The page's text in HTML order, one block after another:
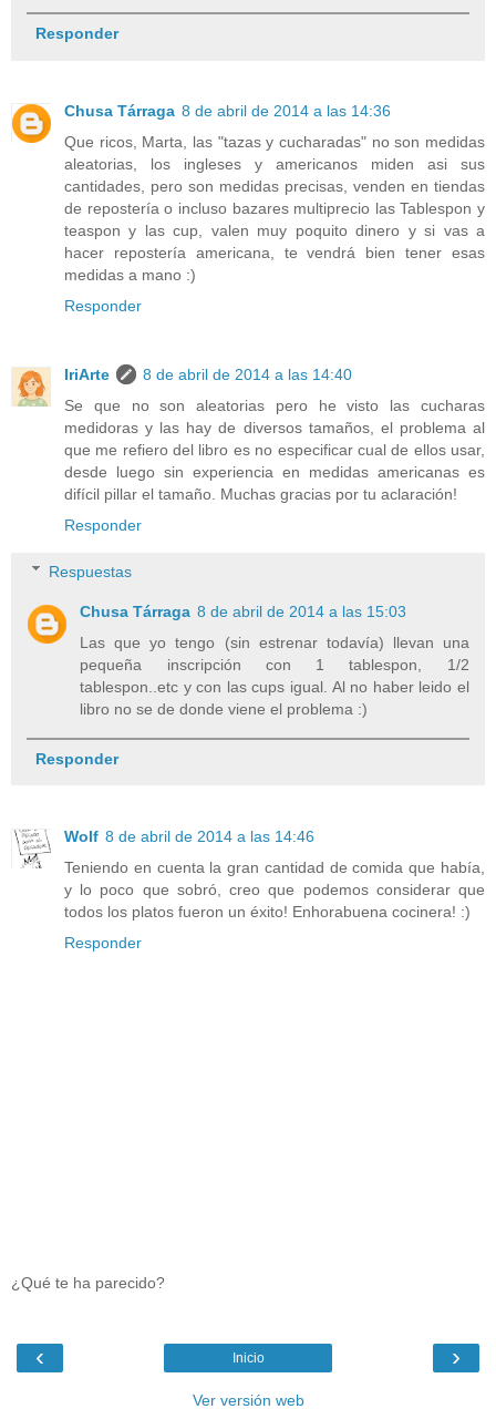
Responder
Chusa Tárraga 8 de abril de 2014 a las 14:36
Que ricos, Marta, las "tazas y cucharadas" no son medidas
aleatorias, los ingleses y americanos miden asi sus
cantidades, pero son medidas precisas, venden en tiendas
de repostería o incluso bazares multiprecio las Tablespon y
teaspon y las cup, valen muy poquito dinero y si vas a
hacer repostería americana, te vendrá bien tener esas
medidas a mano :)
Responder
IriArte
8 de abril de 2014 a las 14:40
Se que no son aleatorias pero he visto las cucharas
medidoras y las hay de diversos tamaños, el problema al
que me refiero del libro es no especificar cual de ellos usar,
desde luego sin experiencia en medidas americanas es
difícil pillar el tamaño. Muchas gracias por tu aclaración!
Responder
Respuestas
Chusa Tárraga 8 de abril de 2014 a las 15:03
Las que yo tengo (sin estrenar todavía) llevan una
pequeña inscripción con 1 tablespon, 1/2
tablespon..etc y con las cups igual. Al no haber leido el
libro no se de donde viene el problema :)
Responder
Wolf 8 de abril de 2014 a las 14:46
Teniendo en cuenta la gran cantidad de comida que había,
y lo poco que sobró, creo que podemos considerar que
todos los platos fueron un éxito! Enhorabuena cocinera! :)
Responder
¿Qué te ha parecido?
‹ ›
Inicio
Ver versión web